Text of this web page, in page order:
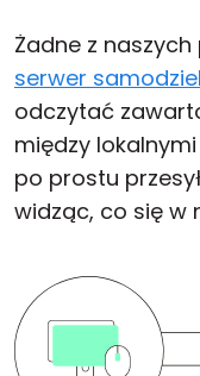
Żadne z
serwer
odczytać
między
po prostu
widząc, co się w